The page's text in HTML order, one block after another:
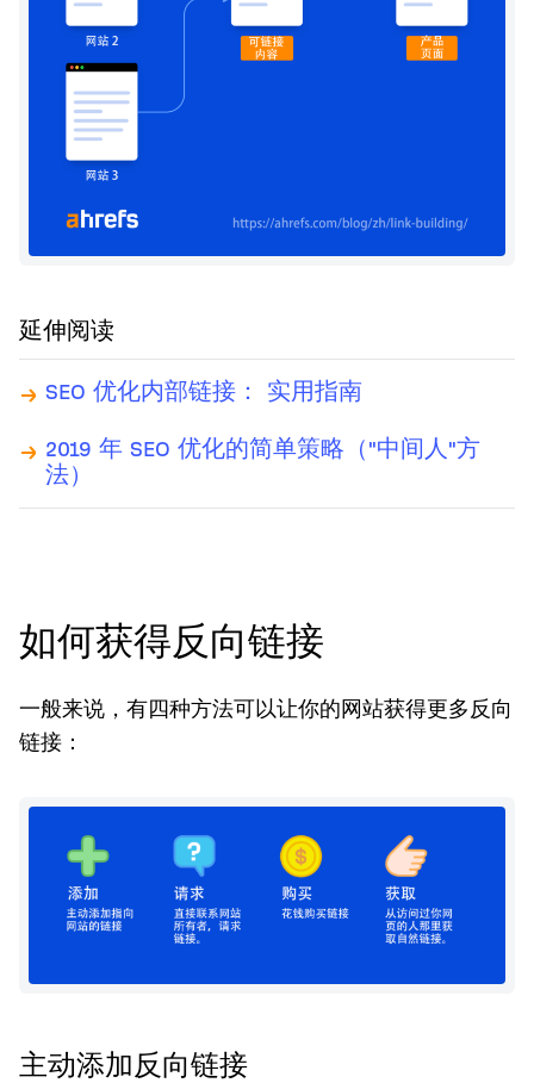
延伸阅读
SEO 优化内部链接： 实用指南
2019 年 SEO 优化的简单策略（"中间人"方
法）
如何获得反向链接
一般来说，有四种方法可以让你的网站获得更多反向
链接：
主动添加反向链接